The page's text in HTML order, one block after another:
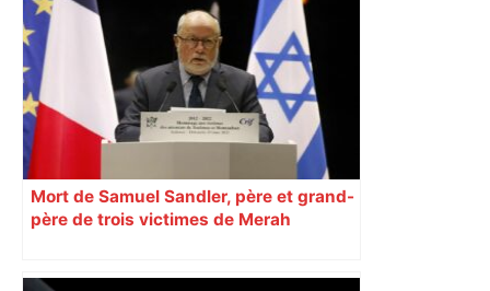
clôturer l'année – Ligue Nationale de
Handball
Mort de Samuel Sandler, père et grand-
père de trois victimes de Merah